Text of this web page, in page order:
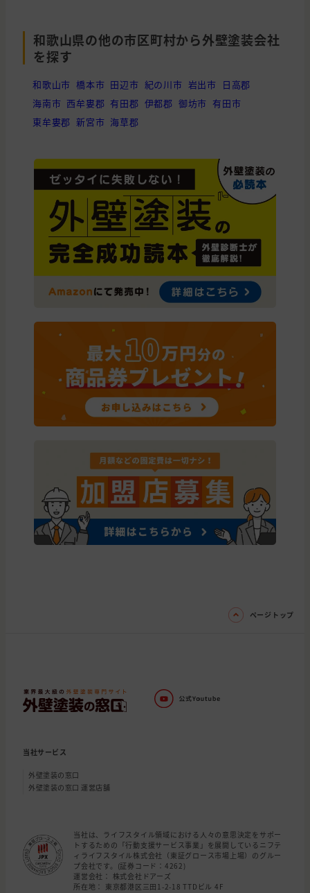
和歌山県の他の市区町村から外壁塗装会社
を探す
和歌山市 橋本市 田辺市 紀の川市 岩出市 日高郡
海南市 西牟婁郡 有田郡 伊都郡 御坊市 有田市
東牟婁郡 新宮市 海草郡
ページトップ
当社サービス
外壁塗装の窓口
外壁塗装の窓口 運営店舗
当社は、ライフスタイル領域における人々の意思決定をサポー
トするための「行動支援サービス事業」を展開しているニフテ
ィライフスタイル株式会社（東証グロース市場上場）のグルー
プ会社です。(証券コード：4262)
運営会社： 株式会社ドアーズ
所在地： 東京都港区三田1-2-18 TTDビル 4F